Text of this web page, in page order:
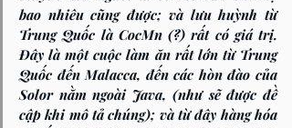
bao nhiêu cũng được; và lưu huỳnh từ
Trung Quốc là CocMn (?) rất có giá trị.
Đây là một cuộc làm ăn rất lớn từ Trung
Quốc đến Malacca, đến các hòn đào của
Solor nằm ngoài Java, (như sẽ được đề
cập khi mô tả chúng); và từ đây hàng hóa